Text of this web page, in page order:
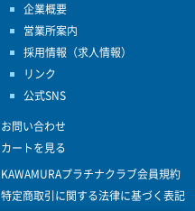
企業概要
営業所案内
採用情報（求人情報）
リンク
公式SNS
お問い合わせ
カートを見る
KAWAMURAプラチナクラブ会員規約
特定商取引に関する法律に基づく表記